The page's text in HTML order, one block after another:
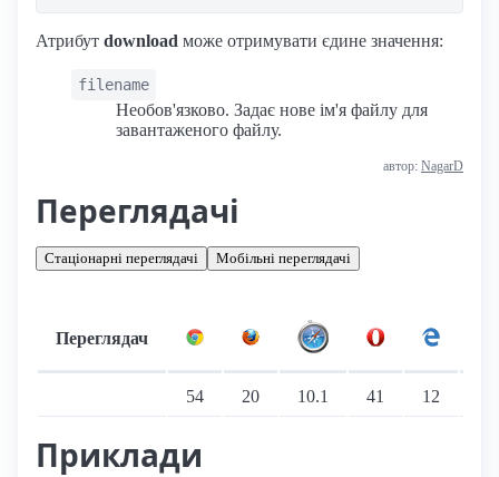
Атрибут download може отримувати єдине значення:
filename
Необов'язково. Задає нове ім'я файлу для
завантаженого файлу.
автор: NagarD
Переглядачі
Стаціонарні переглядачі Мобільні переглядачі
Переглядач
54 20 10.1 41 12
Приклади